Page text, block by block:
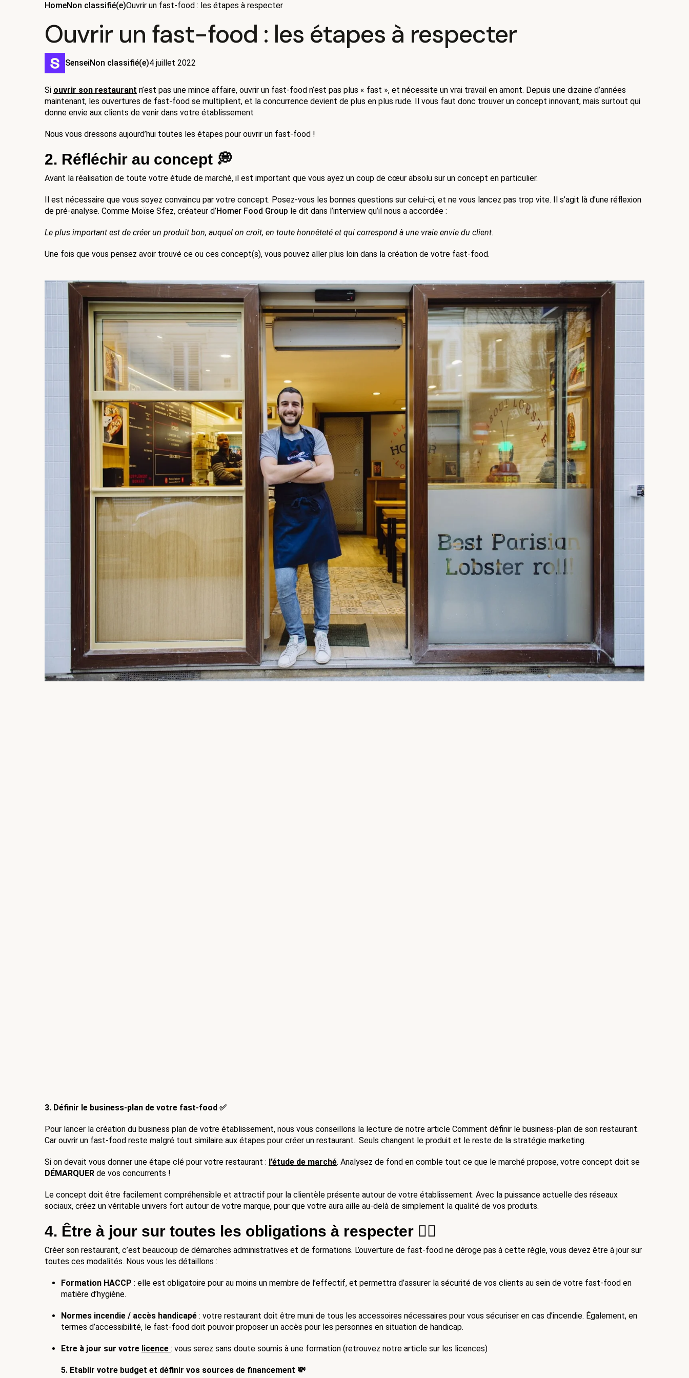
HomeNon classifié(e)Ouvrir un fast-food : les étapes à respecter
Ouvrir un fast-food : les étapes à respecter
SenseiNon classifié(e)4 juillet 2022
Si ouvrir son restaurant n’est pas une mince affaire, ouvrir un fast-food n’est pas plus « fast », et nécessite un vrai travail en amont. Depuis une dizaine d’années
maintenant, les ouvertures de fast-food se multiplient, et la concurrence devient de plus en plus rude. Il vous faut donc trouver un concept innovant, mais surtout qui
donne envie aux clients de venir dans votre établissement
Nous vous dressons aujourd’hui toutes les étapes pour ouvrir un fast-food !
2. Réfléchir au concept 💭
Avant la réalisation de toute votre étude de marché, il est important que vous ayez un coup de cœur absolu sur un concept en particulier.
Il est nécessaire que vous soyez convaincu par votre concept. Posez-vous les bonnes questions sur celui-ci, et ne vous lancez pas trop vite. Il s’agit là d’une réflexion
de pré-analyse. Comme Moïse Sfez, créateur d’Homer Food Group le dit dans l’interview qu’il nous a accordée :
Le plus important est de créer un produit bon, auquel on croit, en toute honnêteté et qui correspond à une vraie envie du client.
Une fois que vous pensez avoir trouvé ce ou ces concept(s), vous pouvez aller plus loin dans la création de votre fast-food.
3. Définir le business-plan de votre fast-food ✅
Pour lancer la création du business plan de votre établissement, nous vous conseillons la lecture de notre article Comment définir le business-plan de son restaurant.
Car ouvrir un fast-food reste malgré tout similaire aux étapes pour créer un restaurant.. Seuls changent le produit et le reste de la stratégie marketing.
Si on devait vous donner une étape clé pour votre restaurant : l’étude de marché
DÉMARQUER de vos concurrents !
Le concept doit être facilement compréhensible et attractif pour la clientèle présente autour de votre établissement. Avec la puissance actuelle des réseaux
sociaux, créez un véritable univers fort autour de votre marque, pour que votre aura aille au-delà de simplement la qualité de vos produits.
4. Être à jour sur toutes les obligations à respecter 👩‍⚖️
Créer son restaurant, c’est beaucoup de démarches administratives et de formations. L’ouverture de fast-food ne déroge pas à cette règle, vous devez être à jour sur
toutes ces modalités. Nous vous les détaillons :
Formation HACCP : elle est obligatoire pour au moins un membre de l’effectif, et permettra d’assurer la sécurité de vos clients au sein de votre fast-food en
matière d’hygiène.
Normes incendie / accès handicapé : votre restaurant doit être muni de tous les accessoires nécessaires pour vous sécuriser en cas d’incendie. Également, en
termes d’accessibilité, le fast-food doit pouvoir proposer un accès pour les personnes en situation de handicap.
Etre à jour sur votre licence : vous serez sans doute soumis à une formation (retrouvez notre article sur les licences)
5. Etablir votre budget et définir vos sources de financement 💸